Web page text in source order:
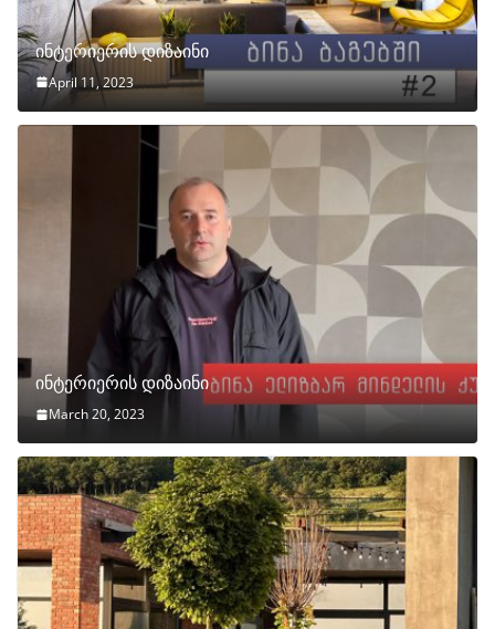
ინტერიერის დიზაინი
April 11, 2023
ინტერიერის დიზაინი
March 20, 2023